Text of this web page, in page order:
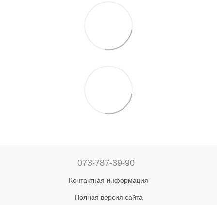
073-787-39-90
Контактная информация
Полная версия сайта